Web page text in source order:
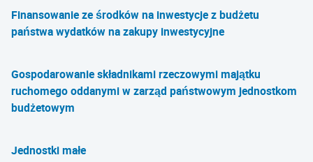
Finansowanie ze środków na inwestycje z budżetu
państwa wydatków na zakupy inwestycyjne
Gospodarowanie składnikami rzeczowymi majątku
ruchomego oddanymi w zarząd państwowym jednostkom
budżetowym
Jednostki małe